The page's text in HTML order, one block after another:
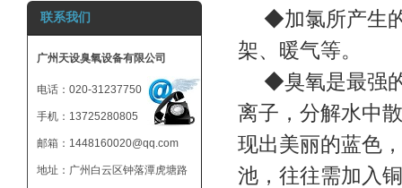
联系我们
广州天设臭氧设备有限公司
电话：020-31237750
手机：13725280805
邮箱：1448160020@qq.com
地址：广州白云区钟落潭虎塘路
◆加氯所产生的
架、暖气等。
◆臭氧是最强的
离子，分解水中
现出美丽的蓝色
池，往往需加入